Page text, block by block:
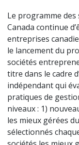
Le programme des
Canada continue
entreprises
le lancement du
sociétés
titre dans le cadre
indépendant qui
pratiques de
niveaux : 1)
les mieux gérées
sélectionnés